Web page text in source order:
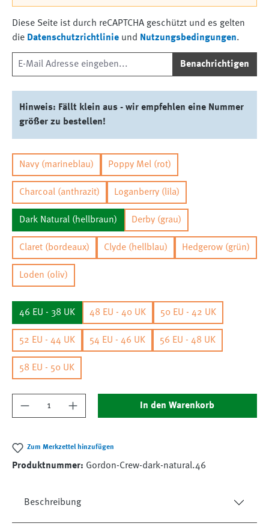
Diese Seite ist durch reCAPTCHA geschützt und es gelten
die Datenschutzrichtlinie und Nutzungsbedingungen.
Benachrichtigen
Hinweis: Fällt klein aus - wir empfehlen eine Nummer
größer zu bestellen!
Navy (marineblau) Poppy Mel (rot)
Charcoal (anthrazit) Loganberry (lila)
Dark Natural (hellbraun) Derby (grau)
Claret (bordeaux) Clyde (hellblau) Hedgerow (grün)
Loden (oliv)
46 EU - 38 UK 48 EU - 40 UK 50 EU - 42 UK
52 EU - 44 UK 54 EU - 46 UK 56 EU - 48 UK
58 EU - 50 UK
Produkt Anzahl: Gib den gewünschten Wert
In den Warenkorb
Zum Merkzettel hinzufügen
Produktnummer: Gordon-Crew-dark-natural.46
Beschreibung